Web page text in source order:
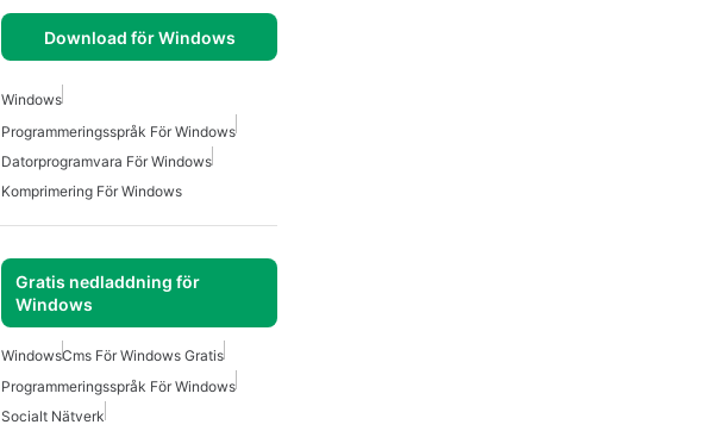
Download för Windows
Windows
Programmeringsspråk För Windows
Datorprogramvara För Windows
Komprimering För Windows
Gratis nedladdning för
Windows
WindowsCms För Windows Gratis
Programmeringsspråk För Windows
Socialt Nätverk